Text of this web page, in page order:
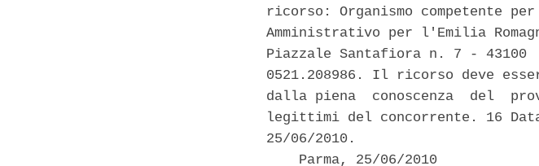
ricorso: Organismo
Amministrativo per l'Emilia
Piazzale Santafiora n. 7 - 43100
0521.208986. Il ricorso deve
dalla piena  conoscenza  del
legittimi del concorrente. 16
25/06/2010.
    Parma, 25/06/2010